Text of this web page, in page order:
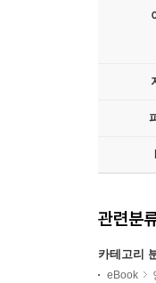
관련분
카테고리
eBook